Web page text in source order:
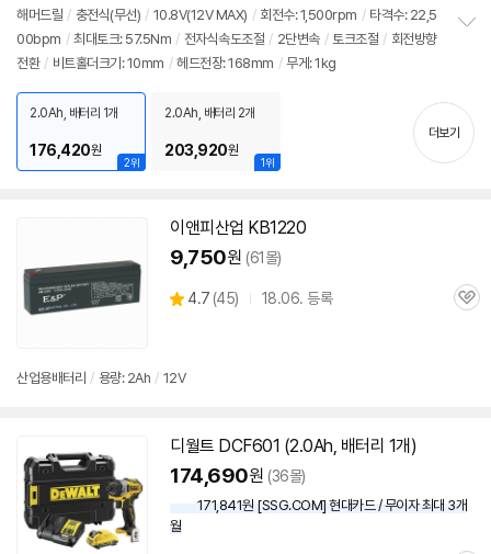
뷰
해머드릴 / 충전식(무선) / 10.8V(12VMAX) / 회전수: 1,500rpm / 타격수: 22,5
00bpm / 최대토크: 57.5Nm / 전자식속도조절 / 2단변속 / 토크조절 / 회전방향
전환 / 비트홀더크기: 10mm / 헤드전장: 168mm / 무게: 1kg
기
2위
2.0Ah, 배터리 1개
176,420원
1위
2.0Ah, 배터리 2개
203,920원
더보기
이앤피산업 KB1220
9,750원 (61몰)
별
4.7 (상
45) 18.06. 등록
관
산업용배터리 / 용량: 2Ah / 12V
디월트 DCF601 (2.0Ah, 배터리 1개)
174,690원 (36몰)
171,841원 [SSG.COM] 현대카드 / 무이자 최대 3개
월
상